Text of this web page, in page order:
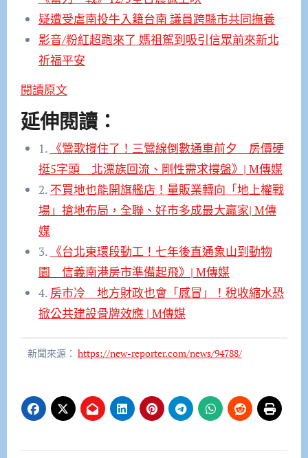
疑遭受虐南投牛入籍台南 議員跨縣市共同撫養
影音/粉紅超跑來了 媽祖駕到吸引信眾前來新北
祈福平安
閱讀原文
延伸閱讀：
1. 《鶯歌撐住了！三鶯線倒數通車前夕 房價硬
挺5字頭 北漂族回流、剛性需求撐盤》| M傳媒
2. 不買地也能開旗艦店！量販業轉向「地上權戰
場」搶地布局，全聯、好市多成最大贏家| M傳
媒
3. 《台北東環段動工！七年後直通象山到動物
園 信義南港房市準備起飛》| M傳媒
4. 房市冷 地方財政也會「感冒」！稅收縮水恐
掀公共建設骨牌效應 | M傳媒
新聞來源： https://new-reporter.com/news/94788/